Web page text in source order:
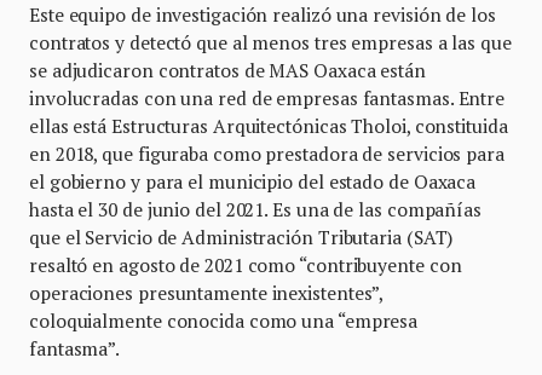
Este equipo de investigación realizó una revisión de los
contratos y detectó que al menos tres empresas a las que
se adjudicaron contratos de MAS Oaxaca están
involucradas con una red de empresas fantasmas. Entre
ellas está Estructuras Arquitectónicas Tholoi, constituida
en 2018, que figuraba como prestadora de servicios para
el gobierno y para el municipio del estado de Oaxaca
hasta el 30 de junio del 2021. Es una de las compañías
que el Servicio de Administración Tributaria (SAT)
resaltó en agosto de 2021 como “contribuyente con
operaciones presuntamente inexistentes”,
coloquialmente conocida como una “empresa
fantasma”.